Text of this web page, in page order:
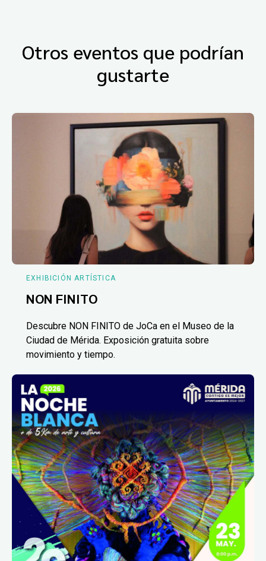
Otros eventos que podrían
gustarte
EXHIBICIÓN ARTÍSTICA
NON FINITO
Descubre NON FINITO de JoCa en el Museo de la
Ciudad de Mérida. Exposición gratuita sobre
movimiento y tiempo.